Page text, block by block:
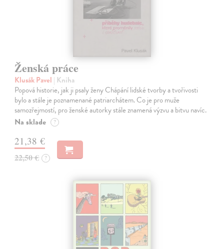
Ženská práce
Klusák Pavel | Kniha
Popová historie, jak ji psaly ženy Chápání lidské tvorby a tvořivosti
bylo a stále je poznamenané patriarchátem. Co je pro muže
samozřejmostí, pro ženské autorky stále znamená výzvu a bitvu navíc.
Na sklade ?
21,38 €
22,50 € ?